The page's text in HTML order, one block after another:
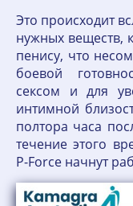
Это происходит
нужных веществ,
пенису, что
боевой
сексом и для
интимной
полтора часа
течение этого
P-Force начнут